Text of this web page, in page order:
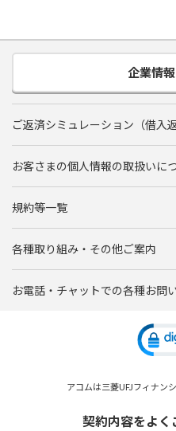
企業情
ご返済シミュレーション（借入返
お客さまの個人情報の取扱いに
規約等一覧
各種取り組み・その他ご案内
お電話・チャットでの各種お問
アコムは三菱UFJフィナン
契約内容をよく